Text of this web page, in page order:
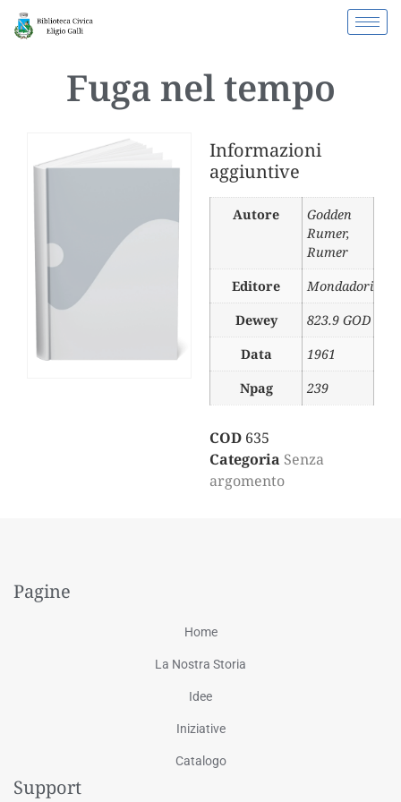
Fuga nel tempo
Informazioni
aggiuntive
Autore
Godden
Rumer,
Rumer
Editore
Mondadori
Dewey
823.9 GOD
Data
1961
Npag
239
COD 635
Categoria Senza
argomento
Pagine
Home
La Nostra Storia
Idee
Iniziative
Catalogo
Support